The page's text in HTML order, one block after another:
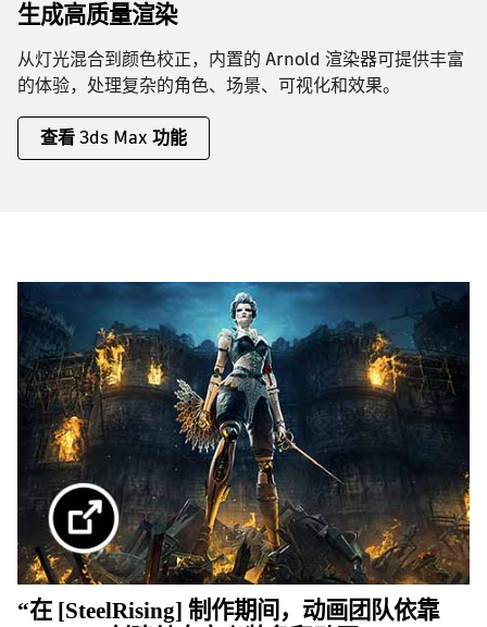
生成高质量渲染
从灯光混合到颜色校正，内置的 Arnold 渲染器可提供丰富
的体验，处理复杂的角色、场景、可视化和效果。
查看 3ds Max 功能
“在 [SteelRising] 制作期间，动画团队依靠